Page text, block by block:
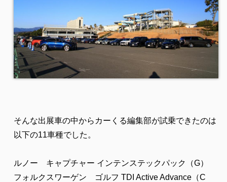
そんな出展車の中からカーくる編集部が試乗できたのは
以下の11車種でした。
ルノー キャプチャー インテンステックパック（G）
フォルクスワーゲン ゴルフ TDI Active Advance（C